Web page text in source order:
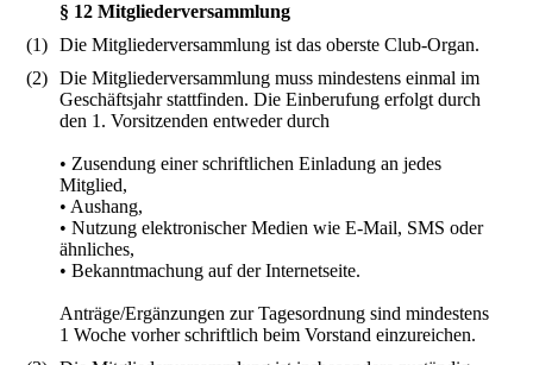
§ 12 Mitgliederversammlung
(1)
Die Mitgliederversammlung ist das oberste Club-Organ.
(2)
Die Mitgliederversammlung muss mindestens einmal im
Geschäftsjahr stattfinden. Die Einberufung erfolgt durch
den 1. Vorsitzenden entweder durch
• Zusendung einer schriftlichen Einladung an jedes
Mitglied,
• Aushang,
• Nutzung elektronischer Medien wie E-Mail, SMS oder
ähnliches,
• Bekanntmachung auf der Internetseite.
Anträge/Ergänzungen zur Tagesordnung sind mindestens
1 Woche vorher schriftlich beim Vorstand einzureichen.